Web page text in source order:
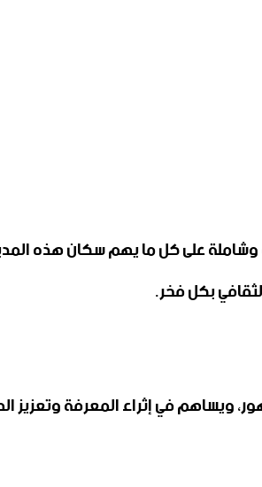
على كل ما يهم سكان هذه
بكل فخر.
ويساهم في إثراء المعرفة وتعزيز